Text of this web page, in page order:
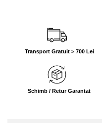
Transport Gratuit > 700 Lei
Schimb / Retur Garantat